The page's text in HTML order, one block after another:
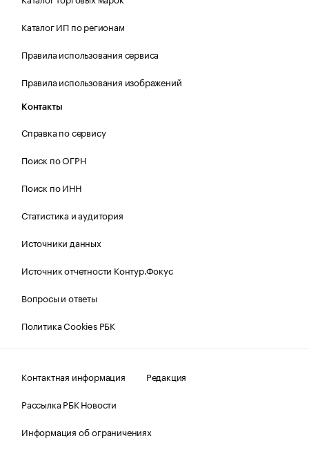
Каталог ИП по регионам
Правила использования сервиса
Правила использования изображений
Контакты
Справка по сервису
Поиск по ОГРН
Поиск по ИНН
Статистика и аудитория
Источники данных
Источник отчетности Контур.Фокус
Вопросы и ответы
Политика Cookies РБК
Контактная информация
Редакция
Рассылка РБК Новости
Информация об ограничениях